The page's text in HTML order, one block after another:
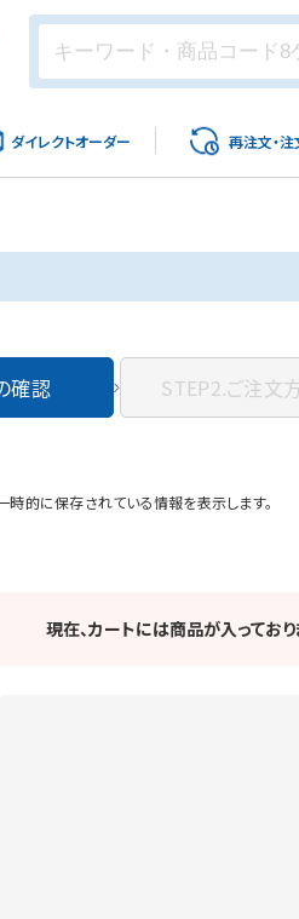
ダイレクトオーダー 再注文・注
確認 STEP2.ご注文
時的に保存されている情報を表示します。
現在、カートには商品が入ってお